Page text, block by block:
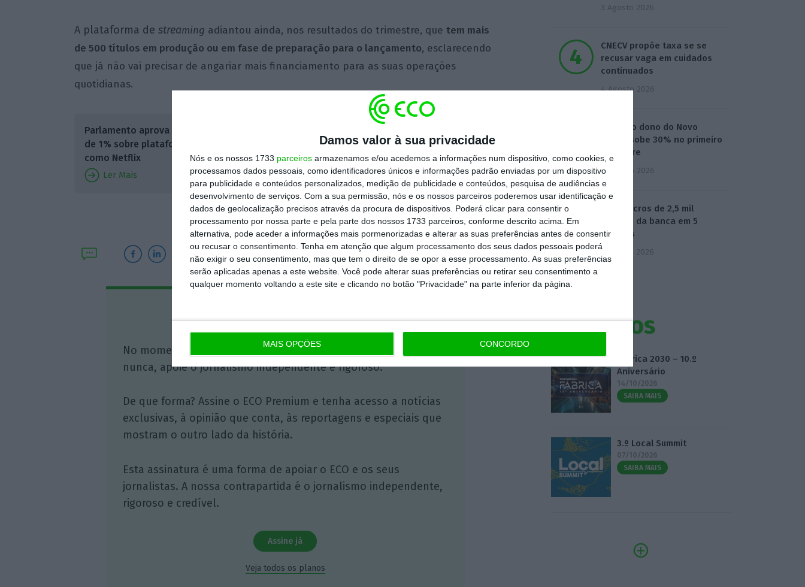
Damos valor à sua privacidade
Nós e os nossos 1733 parceiros armazenamos e/ou acedemos a informações num dispositivo, como cookies, e
processamos dados pessoais, como identificadores únicos e informações padrão enviadas por um dispositivo
para publicidade e conteúdos personalizados, medição de publicidade e conteúdos, pesquisa de audiências e
desenvolvimento de serviços. Com a sua permissão, nós e os nossos parceiros poderemos usar identificação e
dados de geolocalização precisos através da procura de dispositivos. Poderá clicar para consentir o
processamento por nossa parte e pela parte dos nossos 1733 parceiros, conforme descrito acima. Em
alternativa, pode aceder a informações mais pormenorizadas e alterar as suas preferências antes de consentir
ou recusar o consentimento. Tenha em atenção que algum processamento dos seus dados pessoais poderá
não exigir o seu consentimento, mas que tem o direito de se opor a esse processamento. As suas preferências
serão aplicadas apenas a este website. Você pode alterar suas preferências ou retirar seu consentimento a
qualquer momento voltando a este site e clicando no botão "Privacidade" na parte inferior da página.
MAIS OPÇÕES CONCORDO
A plataforma de streaming adiantou ainda, nos resultados do trimestre, que tem mais
de 500 títulos em produção ou em fase de preparação para o lançamento, esclarecendo
que já não vai precisar de angariar mais financiamento para as suas operações
quotidianas.
Parlamento aprova taxa
de 1% sobre plataformas
como Netflix
Ler Mais
Tudo isto acontece ainda numcontexto de concorrência
que nunca antes tinha sido sentida pela
Netflix, nomeadamente devido ao surgimento recente
de plataformas alternativas, como a Disney+,HBO Max
e Peacock , aguardando-se ainda o nascimento da
Paramount+ durante o ano de 2021.
No momento em que a informação é mais importante do que
nunca, apoie o jornalismo independente e rigoroso.
De que forma? Assine o ECO Premium e tenha acesso a notícias
exclusivas, à opinião que conta, às reportagens e especiais que
mostram o outro lado da história.
Esta assinatura é uma forma de apoiar o ECO e os seus
jornalistas. A nossa contrapartida é o jornalismo independente,
rigoroso e credível.
Assine já
Veja todos os planos
3 Agosto 2026
CNECV propõe taxa se se
recusar vaga em cuidados
continuados
4 Agosto 2026
Lucro do dono do Novo
Banco sobe 30% no primeiro
semestre
4 Agosto 2026
📊 Os lucros de 2,5 mil
milhões da banca em 5
gráficos
5 Agosto 2026
Eventos
Fábrica 2030 – 10.º
Aniversário
14/10/2026
SAIBA MAIS
3.º Local Summit
07/10/2026
SAIBA MAIS